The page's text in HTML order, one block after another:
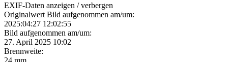
EXIF-Daten anzeigen / verbergen
Originalwert Bild aufgenommen am/um:
2025:04:27 12:02:55
Bild aufgenommen am/um:
27. April 2025 10:02
Brennweite:
24 mm